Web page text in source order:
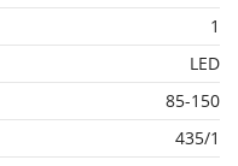
1
LED
85-150
435/1